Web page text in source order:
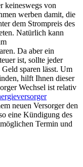
keineswegs von
werben damit, die
dem Strompreis des
Natürlich kann
Da aber ein
ist, sollte jeder
sparen lässt. Um
hilft Ihnen dieser
Wechsel ist relativ
neuen Versorger den
eine Kündigung des
Termin und